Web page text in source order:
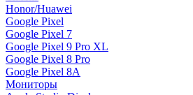
Honor/Huawei
Google Pixel
Google Pixel 7
Google Pixel 9 Pro XL
Google Pixel 8 Pro
Google Pixel 8A
Мониторы